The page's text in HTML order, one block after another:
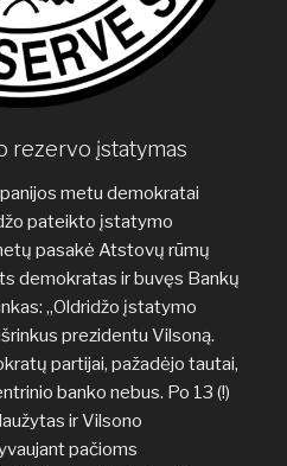
rezervo įstatymas
metu demokratai
pateikto įstatymo
pasakė Atstovų rūmų
demokratas ir buvęs Bankų
„Oldridžo įstatymo
prezidentu Vilsoną.
partijai, pažadėjo tautai,
banko nebus. Po 13 (!)
ir Vilsono
pačioms